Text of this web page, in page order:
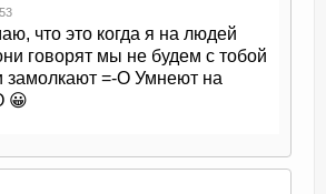
что это когда я на людей
говорят мы не будем с тобой
замолкают =-O Умнеют на
😀